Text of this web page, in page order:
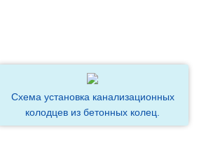
Схема установка канализационных
колодцев из бетонных колец.